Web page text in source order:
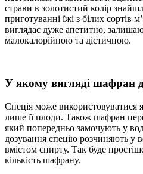
страви в золотистий колір
приготуванні їжі з білих сортів
виглядає дуже апетитно,
малокалорійною та дієтичною.
У якому вигляді шафран
Спеція може використовуватися
лише її плоди. Також шафран
який попередньо замочують у
дозування спецію розчиняють у
вмістом спирту. Так буде
кількість шафрану.